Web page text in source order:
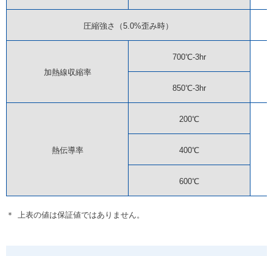
圧縮強さ（5.0%歪み時）
加熱線収縮率
700℃-3hr
850℃-3hr
熱伝導率
200℃
400℃
600℃
＊ 上表の値は保証値ではありません。